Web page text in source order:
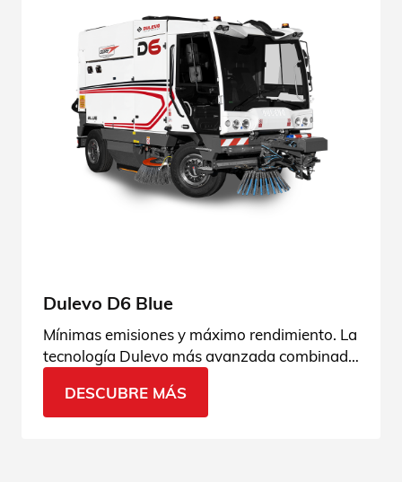
Dulevo D6 Blue
Mínimas emisiones y máximo rendimiento. La
tecnología Dulevo más avanzada combinada
barrido extraordinaria.
DESCUBRE MÁS